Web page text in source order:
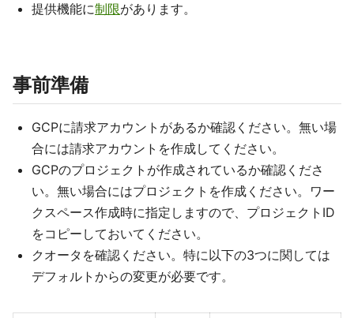
提供機能に制限があります。
事前準備
GCPに請求アカウントがあるか確認ください。無い場
合には請求アカウントを作成してください。
GCPのプロジェクトが作成されているか確認くださ
い。無い場合にはプロジェクトを作成ください。ワー
クスペース作成時に指定しますので、プロジェクトID
をコピーしておいてください。
クオータを確認ください。特に以下の3つに関しては
デフォルトからの変更が必要です。